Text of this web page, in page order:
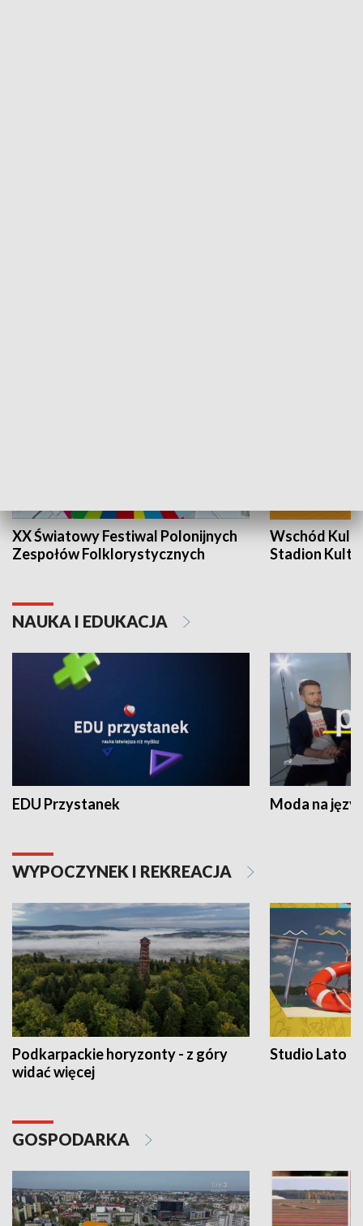
XX Światowy Festiwal Polonijnych
Zespołów Folklorystycznych
Wschód
Stadion
NAUKA I EDUKACJA
EDU Przystanek Moda na
WYPOCZYNEK I REKREACJA
Podkarpackie horyzonty - z góry
widać więcej
Studio Lato
GOSPODARKA